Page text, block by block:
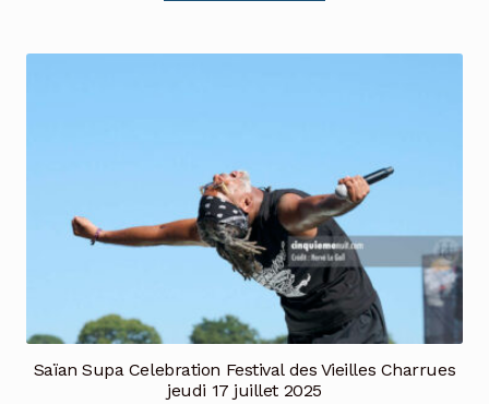
Saïan Supa Celebration Festival des Vieilles Charrues
jeudi 17 juillet 2025